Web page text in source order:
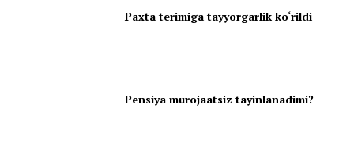
Paxta terimiga tayyorgarlik ko‘rildi
Pensiya murojaatsiz tayinlanadimi?